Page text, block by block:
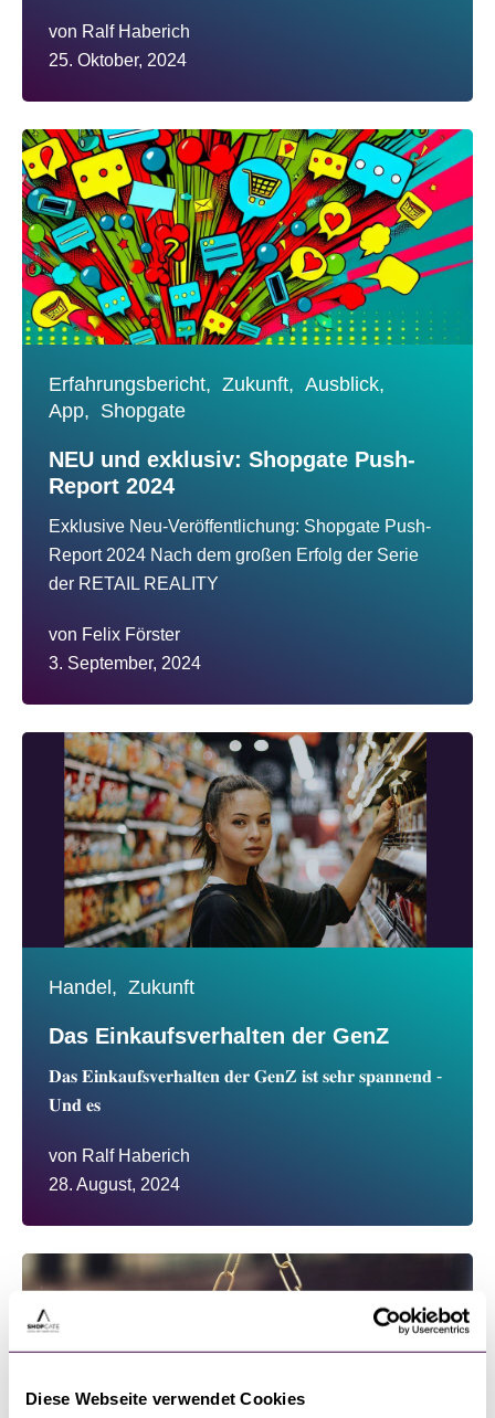
Diese Webseite verwendet Cookies
von Ralf Haberich
25. Oktober, 2024
Erfahrungsbericht, Zukunft, Ausblick,
App, Shopgate
NEU und exklusiv: Shopgate Push-
Report 2024
Exklusive Neu-Veröffentlichung: Shopgate Push-
Report 2024 Nach dem großen Erfolg der Serie
der RETAIL REALITY
von Felix Förster
3. September, 2024
Handel, Zukunft
Das Einkaufsverhalten der GenZ
𝐃𝐚𝐬 𝐄𝐢𝐧𝐤𝐚𝐮𝐟𝐬𝐯𝐞𝐫𝐡𝐚𝐥𝐭𝐞𝐧 𝐝𝐞𝐫 𝐆𝐞𝐧𝐙 𝐢𝐬𝐭 𝐬𝐞𝐡𝐫 𝐬𝐩𝐚𝐧𝐧𝐞𝐧𝐝 -
𝐔𝐧𝐝 𝐞𝐬
von Ralf Haberich
28. August, 2024